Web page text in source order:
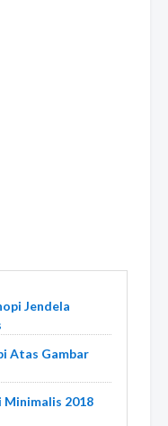
Jendela
Atas Gambar
Minimalis 2018